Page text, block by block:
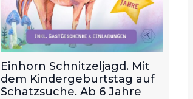
Einhorn Schnitzeljagd. Mit
dem Kindergeburtstag auf
Schatzsuche. Ab 6 Jahre